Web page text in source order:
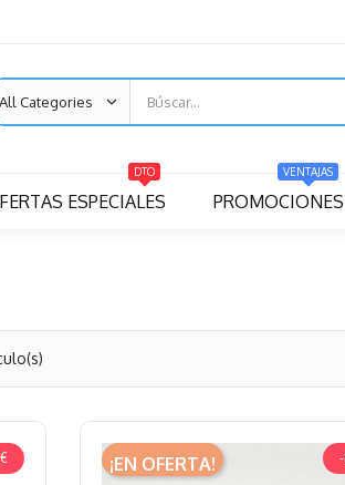
DTO
ESPECIALES
VENTAJAS
PROMOCIONES
¡EN OFERTA!